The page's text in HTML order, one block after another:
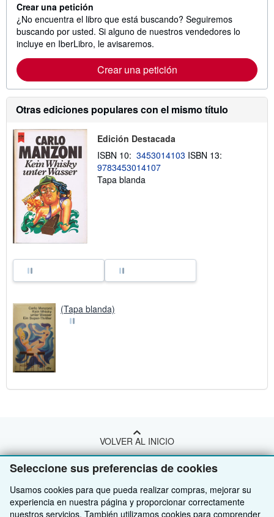
Seleccione sus preferencias de cookies
Usamos cookies para que pueda realizar compras, mejorar su
experiencia en nuestra página y proporcionar correctamente
nuestros servicios. También utilizamos cookies para comprender
Crear una petición
¿No encuentra el libro que está buscando? Seguiremos
buscando por usted. Si alguno de nuestros vendedores lo
incluye en IberLibro, le avisaremos.
Crear una petición
Otras ediciones populares con el mismo título
Edición Destacada
ISBN 10: 3453014103 ISBN 13:
9783453014107
Tapa blanda
(Tapa blanda)
VOLVER AL INICIO
Compre con nosotros
Búsqueda avanzada
Venda con nosotros